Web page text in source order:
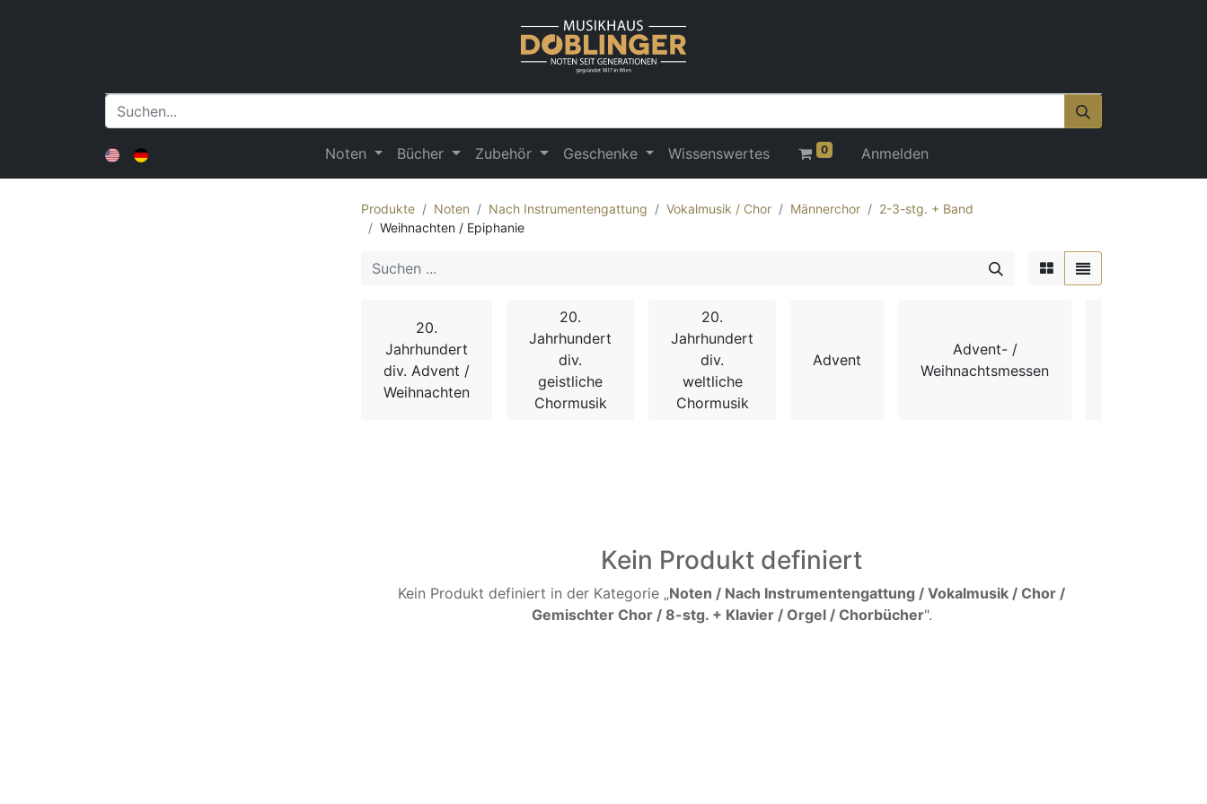
Noten Bücher Zubehör Geschenke Wissenswertes 0 Anmelden
Produkte Noten Nach Instrumentengattung Vokalmusik / Chor Männerchor
2-3-stg. + Band
Weihnachten / Epiphanie
20.
Jahrhundert
div. Advent /
Weihnachten
20.
Jahrhundert
div.
geistliche
Chormusik
20.
Jahrhundert
div.
weltliche
Chormusik
Advent
Advent- /
Weihnachtsmessen
Kein Produkt definiert
Kein Produkt definiert in der Kategorie „Noten / Nach Instrumentengattung / Vokalmusik / Chor /
Gemischter Chor / 8-stg. + Klavier / Orgel / Chorbücher".